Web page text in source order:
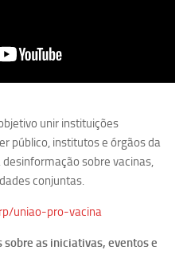
unir instituições
público, institutos e órgãos da
sobre vacinas,
conjuntas.
uniao-pro-vacina
as iniciativas, eventos e